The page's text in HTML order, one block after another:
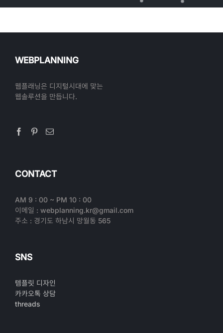
WEBPLANNING
웹플래닝은 디지털시대에 맞는
웹솔루션을 만듭니다.
CONTACT
AM 9 : 00 ~ PM 10 : 00
이메일 : webplanning.kr@gmail.com
주소 : 경기도 하남시 망월동 565
SNS
템플릿 디자인
카카오톡 상담
threads